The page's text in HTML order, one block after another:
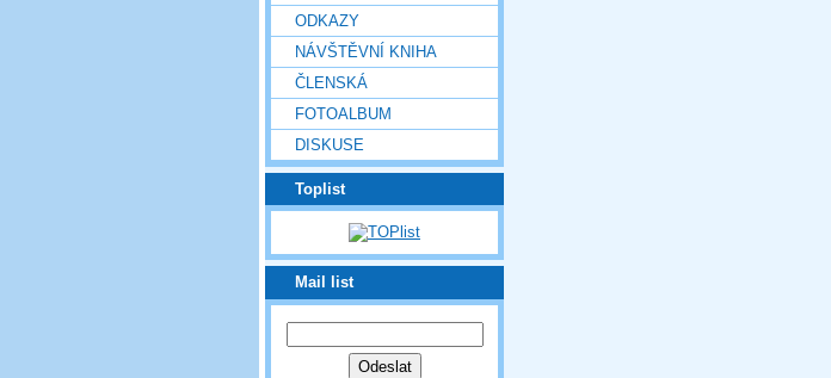
ODKAZY
NÁVŠTĚVNÍ KNIHA
ČLENSKÁ
FOTOALBUM
DISKUSE
Toplist
Mail list